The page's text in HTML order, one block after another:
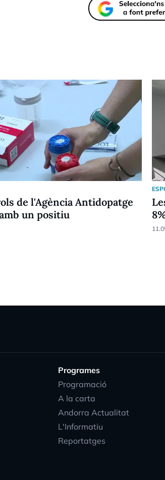
de l'Agència Antidopatge
un positiu
Programes
Programació
A la carta
Andorra Actualitat
L'Informatiu
Reportatges